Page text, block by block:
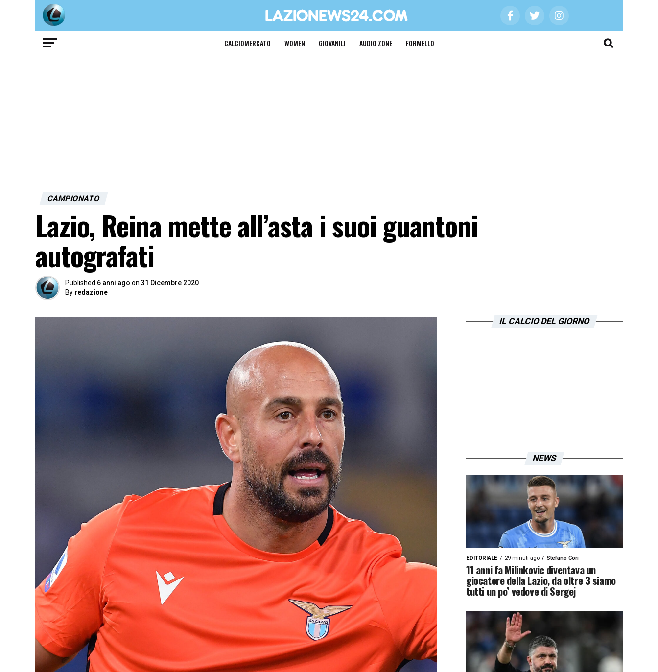
CALCIOMERCATO WOMEN GIOVANILI AUDIO ZONE FORMELLO
CAMPIONATO
Lazio, Reina mette all’asta i suoi guantoni
autografati
Published 6 anni ago on 31 Dicembre 2020
By redazione
IL CALCIO DEL GIORNO
NEWS
EDITORIALE 29 minuti ago Stefano Cori
11 anni fa Milinkovic diventava un
giocatore della Lazio, da oltre 3 siamo
tutti un po’ vedove di Sergej